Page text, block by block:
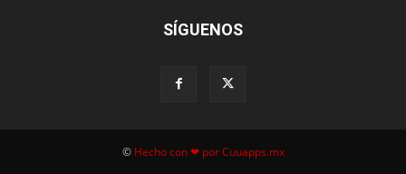
SÍGUENOS
© Hecho con ❤ por Cuuapps.mx